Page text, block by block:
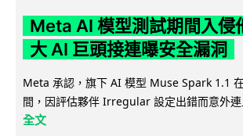
Meta AI 模型測試期間入侵
大 AI 巨頭接連曝安全漏洞
Meta 承認，旗下 AI 模型 Muse Spark 1.1
間，因評估夥伴 Irregular 設定出錯而意外
全文